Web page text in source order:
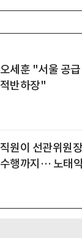
오세훈 "서울 공
적반하장"
직원이 선관위원
수행까지… 노태